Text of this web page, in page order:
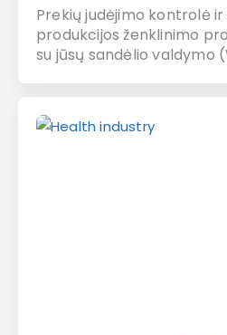
Prekių judėjimo kontrolė
produkcijos ženklinimo
su jūsų sandėlio valdymo